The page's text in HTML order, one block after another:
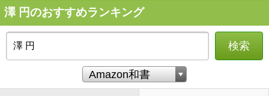
澤 円のおすすめランキング
検索